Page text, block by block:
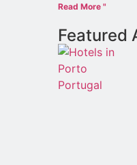
Read More "
Featured